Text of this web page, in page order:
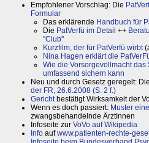
Empfohlener Vorschlag: Die
Formular
Das erklärende Handbuch für
Die PatVerfü im Detail ++
"Club"
Kurzfilm, der für PatVerfü wirbt
Nina Hagen erklärt die
Wie die Vorsorgevollmacht
umfassend sichern kann
Neu und durch Gesetz geregelt:
der FR, 26.6.2008 (S. 2 f.)
Gerichtbestätigt Wirksamkeit der
Wenn es doch passiert: Muster
zwangsbehandelnde ÄrztInnen
Infoseite zur VoVo auf Wikipedia
Info aufwww.patienten-rechte-